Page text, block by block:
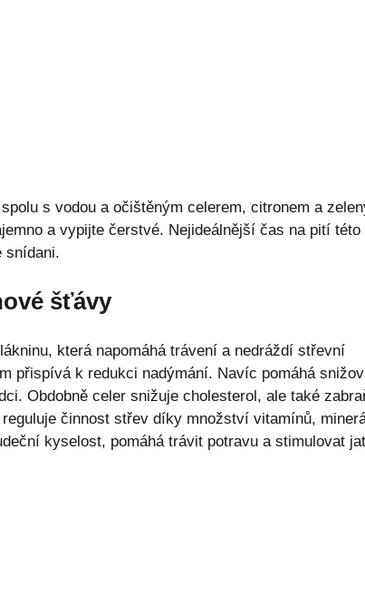
s vodou a očištěným celerem, citronem a
a vypijte čerstvé. Nejideálnější čas na pití této
snídani.
šťávy
která napomáhá trávení a nedráždí střevní
přispívá k redukci nadýmání. Navíc pomáhá
Obdobně celer snižuje cholesterol, ale také
činnost střev díky množství vitamínů,
kyselost, pomáhá trávit potravu a stimulovat